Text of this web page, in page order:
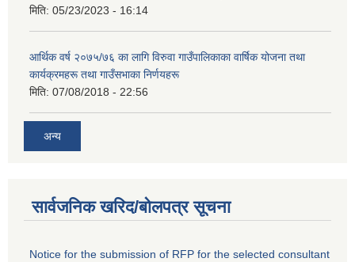
मिति: 05/23/2023 - 16:14
आर्थिक वर्ष २०७५/७६ का लागि विरुवा गाउँपालिकाका वार्षिक योजना तथा
कार्यक्रमहरू तथा गाउँसभाका निर्णयहरू
मिति: 07/08/2018 - 22:56
अन्य
सार्वजनिक खरिद/बोलपत्र सूचना
Notice for the submission of RFP for the selected consultant